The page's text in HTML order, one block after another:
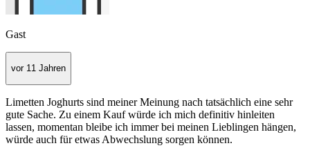
Gast
vor 11 Jahren
Limetten Joghurts sind meiner Meinung nach tatsächlich eine sehr
gute Sache. Zu einem Kauf würde ich mich definitiv hinleiten
lassen, momentan bleibe ich immer bei meinen Lieblingen hängen,
würde auch für etwas Abwechslung sorgen können.